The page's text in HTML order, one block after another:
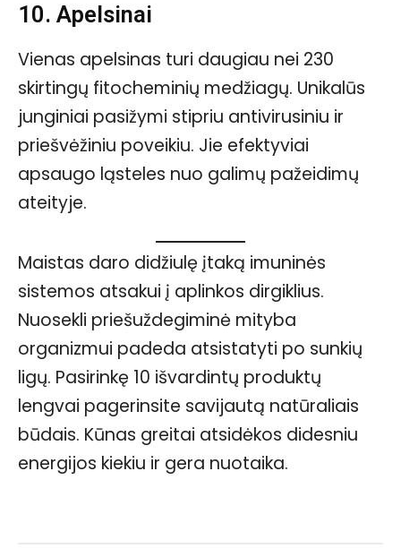
10. Apelsinai
Vienas apelsinas turi daugiau nei 230
skirtingų fitocheminių medžiagų. Unikalūs
junginiai pasižymi stipriu antivirusiniu ir
priešvėžiniu poveikiu. Jie efektyviai
apsaugo ląsteles nuo galimų pažeidimų
ateityje.
Maistas daro didžiulę įtaką imuninės
sistemos atsakui į aplinkos dirgiklius.
Nuosekli priešuždegiminė mityba
organizmui padeda atsistatyti po sunkių
ligų. Pasirinkę 10 išvardintų produktų
lengvai pagerinsite savijautą natūraliais
būdais. Kūnas greitai atsidėkos didesniu
energijos kiekiu ir gera nuotaika.